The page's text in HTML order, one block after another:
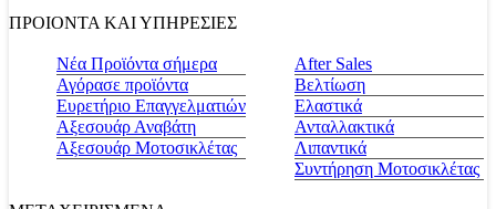
ΠΡΟΙΟΝΤΑ ΚΑΙ ΥΠΗΡΕΣΙΕΣ
Νέα Προϊόντα σήμερα
Αγόρασε προϊόντα
Ευρετήριο Επαγγελματιών
Αξεσουάρ Αναβάτη
Αξεσουάρ Μοτοσικλέτας
Αfter Sales
Βελτίωση
Ελαστικά
Ανταλλακτικά
Λιπαντικά
Συντήρηση Μοτοσικλέτας